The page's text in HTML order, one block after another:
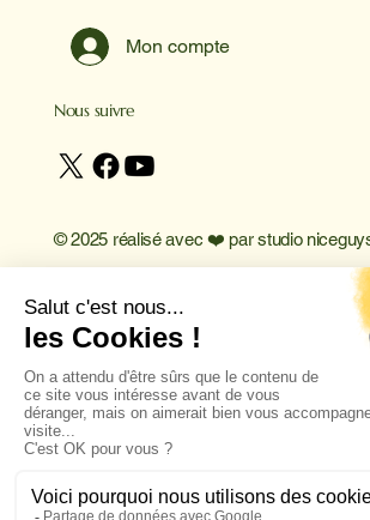
Mon compte
Nous suivre
© 2025 réalisé avec ❤️ parstudio